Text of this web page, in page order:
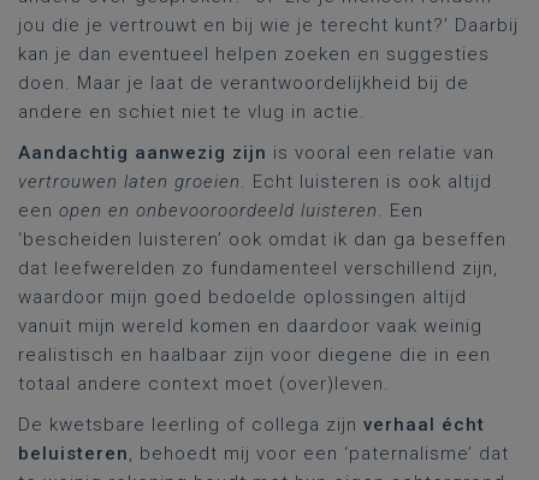
jou die je vertrouwt en bij wie je terecht kunt?’ Daarbij
kan je dan eventueel helpen zoeken en suggesties
doen. Maar je laat de verantwoordelijkheid bij de
andere en schiet niet te vlug in actie.
Aandachtig aanwezig zijn is vooral een relatie van
vertrouwen laten groeien. Echt luisteren is ook altijd
een open en onbevooroordeeld luisteren. Een
‘bescheiden luisteren’ ook omdat ik dan ga beseffen
dat leefwerelden zo fundamenteel verschillend zijn,
waardoor mijn goed bedoelde oplossingen altijd
vanuit mijn wereld komen en daardoor vaak weinig
realistisch en haalbaar zijn voor diegene die in een
totaal andere context moet (over)leven.
De kwetsbare leerling of collega zijn verhaal écht
beluisteren, behoedt mij voor een ‘paternalisme’ dat